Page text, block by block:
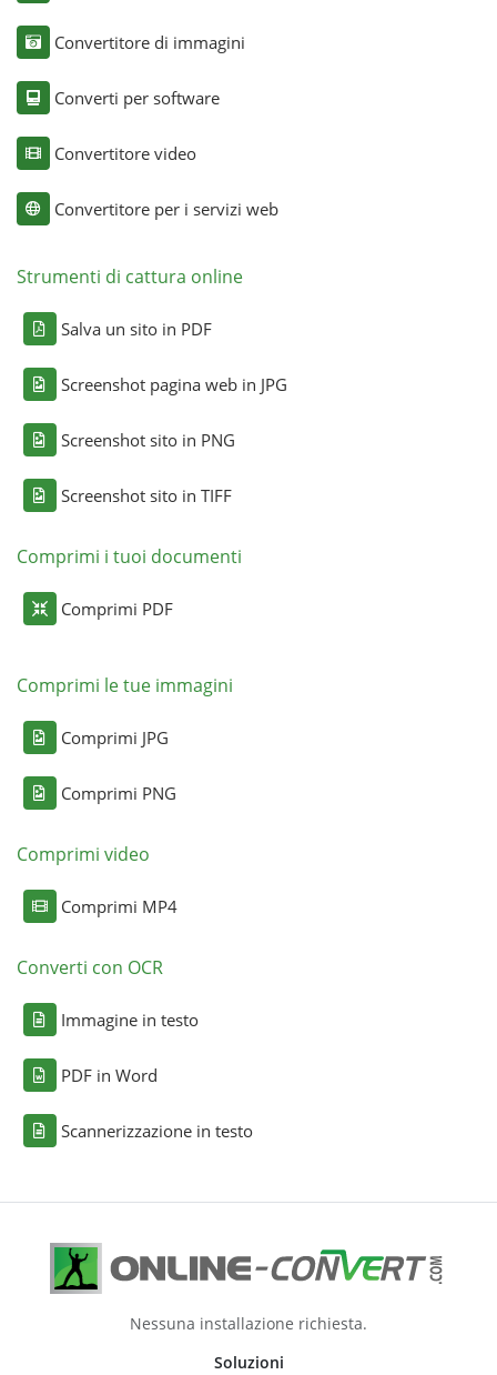
Convertitore di immagini
Converti per software
Convertitore video
Convertitore per i servizi web
Strumenti di cattura online
Salva un sito in PDF
Screenshot pagina web in JPG
Screenshot sito in PNG
Screenshot sito in TIFF
Comprimi i tuoi documenti
Comprimi PDF
Comprimi le tue immagini
Comprimi JPG
Comprimi PNG
Comprimi video
Comprimi MP4
Converti con OCR
Immagine in testo
PDF in Word
Scannerizzazione in testo
Nessuna installazione richiesta.
Soluzioni